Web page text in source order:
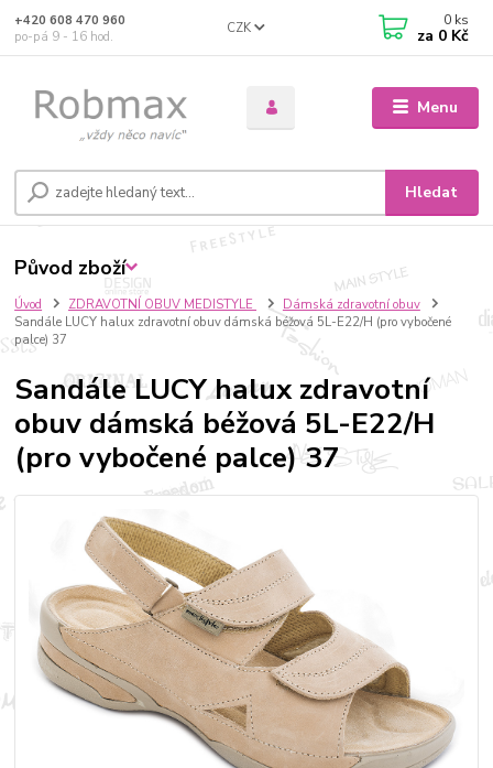
Menu
CZK
Hledat
+420 608 470 960
po-pá 9 - 16 hod.
0 ks
za 0 Kč
Úvod ZDRAVOTNÍ OBUV MEDISTYLE
Dámská zdravotní obuv
Sandále LUCY halux zdravotní obuv dámská béžová 5L-E22/H (pro vybočené
palce) 37
Sandále LUCY halux zdravotní
obuv dámská béžová 5L-E22/H
(pro vybočené palce) 37
Původ zboží